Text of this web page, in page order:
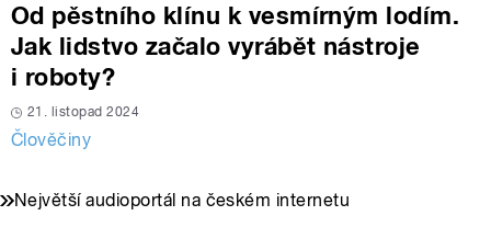
Od pěstního klínu k vesmírným lodím.
Jak lidstvo začalo vyrábět nástroje
i roboty?
21. listopad 2024
Člověčiny
Největší audioportál na českém internetu